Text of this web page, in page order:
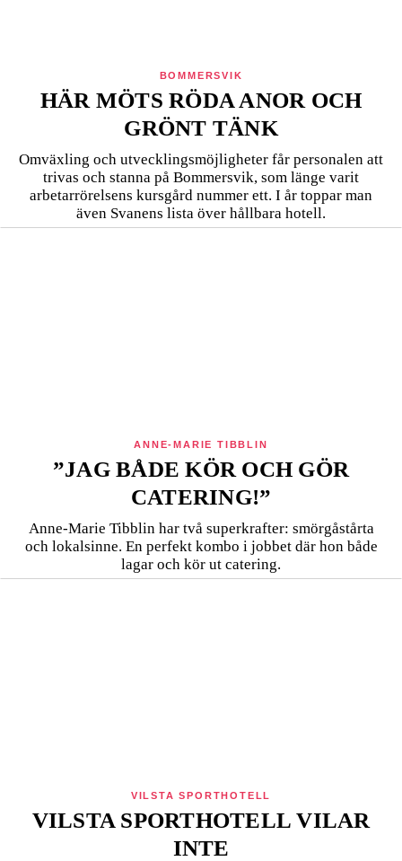
BOMMERSVIK
HÄR MÖTS RÖDA ANOR OCH
GRÖNT TÄNK
Omväxling och utvecklingsmöjligheter får personalen att
trivas och stanna på Bommersvik, som länge varit
arbetarrörelsens kursgård nummer ett. I år toppar man
även Svanens lista över hållbara hotell.
ANNE-MARIE TIBBLIN
”JAG BÅDE KÖR OCH GÖR
CATERING!”
Anne-Marie Tibblin har två superkrafter: smörgåstårta
och lokalsinne. En perfekt kombo i jobbet där hon både
lagar och kör ut catering.
VILSTA SPORTHOTELL
VILSTA SPORTHOTELL VILAR
INTE